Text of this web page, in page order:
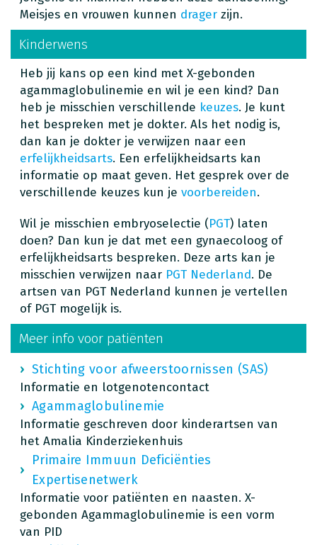
Meisjes en vrouwen kunnen drager zijn.
Kinderwens
Heb jij kans op een kind met X-gebonden
agammaglobulinemie en wil je een kind? Dan
heb je misschien verschillende keuzes. Je kunt
het bespreken met je dokter. Als het nodig is,
dan kan je dokter je verwijzen naar een
erfelijkheidsarts. Een erfelijkheidsarts kan
informatie op maat geven. Het gesprek over de
verschillende keuzes kun je voorbereiden.
Wil je misschien embryoselectie (PGT) laten
doen? Dan kun je dat met een gynaecoloog of
erfelijkheidsarts bespreken. Deze arts kan je
misschien verwijzen naar PGT Nederland. De
artsen van PGT Nederland kunnen je vertellen
of PGT mogelijk is.
Meer info voor patiënten
Stichting voor afweerstoornissen (SAS)
Informatie en lotgenotencontact
Agammaglobulinemie
Informatie geschreven door kinderartsen van
het Amalia Kinderziekenhuis
Primaire Immuun Deficiënties
Expertisenetwerk
Informatie voor patiënten en naasten. X-
gebonden Agammaglobulinemie is een vorm
van PID